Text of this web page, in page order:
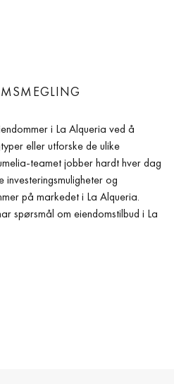
i La Alqueria ved å
eller utforske de ulike
teamet jobber hardt hver dag
og
på markedet i La Alqueria.
spørsmål om eiendomstilbud i La